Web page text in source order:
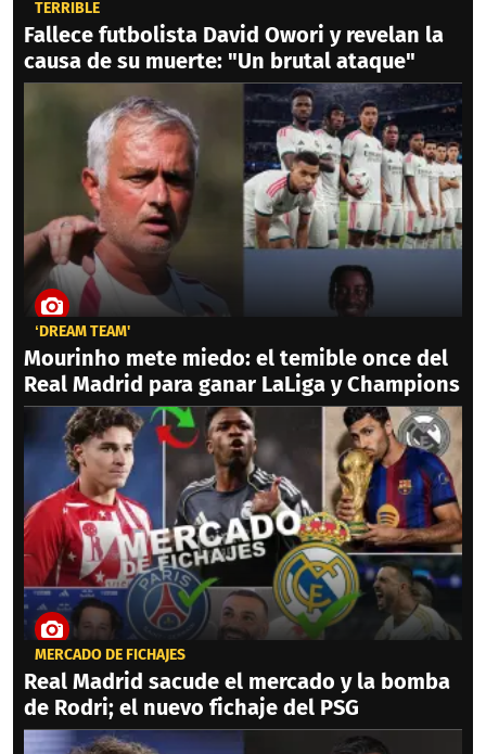
TERRIBLE
Fallece futbolista David Owori y revelan la
causa de su muerte: "Un brutal ataque"
‘DREAM TEAM'
Mourinho mete miedo: el temible once del
Real Madrid para ganar LaLiga y Champions
MERCADO DE FICHAJES
Real Madrid sacude el mercado y la bomba
de Rodri; el nuevo fichaje del PSG